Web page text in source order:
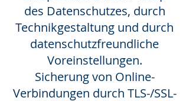
des Datenschutzes, durch
Technikgestaltung und durch
datenschutzfreundliche
Voreinstellungen.
Sicherung von Online-
Verbindungen durch TLS-/SSL-